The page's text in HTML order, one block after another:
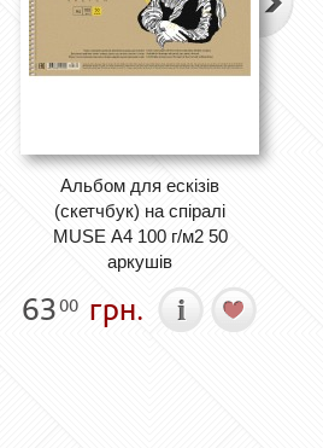
Альбом для ескізів
(скетчбук) на спіралі
MUSE А4 100 г/м2 50
аркушів
6300 грн.